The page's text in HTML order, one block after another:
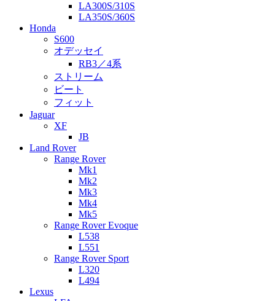
LA300S/310S
LA350S/360S
Honda
S600
オデッセイ
RB3／4系
ストリーム
ビート
フィット
Jaguar
XF
JB
Land Rover
Range Rover
Mk1
Mk2
Mk3
Mk4
Mk5
Range Rover Evoque
L538
L551
Range Rover Sport
L320
L494
Lexus